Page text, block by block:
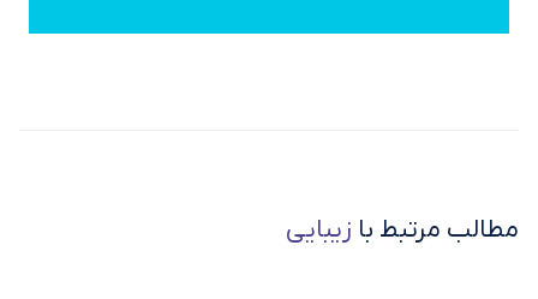
مطالب مرتبط با زیبایی